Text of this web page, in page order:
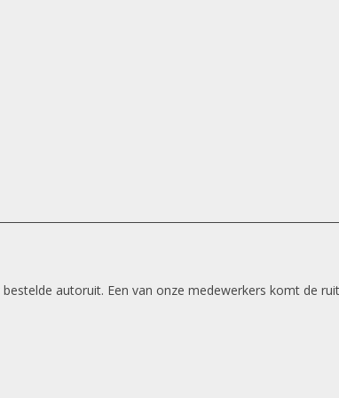
autoruit. Een van onze medewerkers komt de